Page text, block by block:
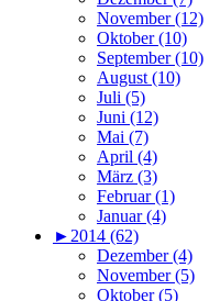
November (12)
Oktober (10)
September (10)
August (10)
Juli (5)
Juni (12)
Mai (7)
April (4)
März (3)
Februar (1)
Januar (4)
► 2014 (62)
Dezember (4)
November (5)
Oktober (5)